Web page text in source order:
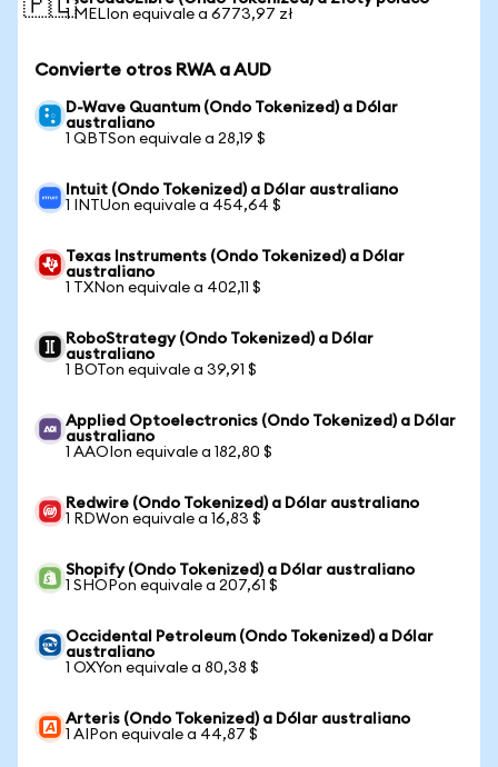
🇵🇱1 MELIon equivale a 6773,97 zł
Convierte otros RWA a AUD
D-Wave Quantum (Ondo Tokenized) a Dólar
australiano
1 QBTSon equivale a 28,19 $
Intuit (Ondo Tokenized) a Dólar australiano
1 INTUon equivale a 454,64 $
Texas Instruments (Ondo Tokenized) a Dólar
australiano
1 TXNon equivale a 402,11 $
RoboStrategy (Ondo Tokenized) a Dólar
australiano
1 BOTon equivale a 39,91 $
Applied Optoelectronics (Ondo Tokenized) a Dólar
australiano
1 AAOIon equivale a 182,80 $
Redwire (Ondo Tokenized) a Dólar australiano
1 RDWon equivale a 16,83 $
Shopify (Ondo Tokenized) a Dólar australiano
1 SHOPon equivale a 207,61 $
Occidental Petroleum (Ondo Tokenized) a Dólar
australiano
1 OXYon equivale a 80,38 $
Arteris (Ondo Tokenized) a Dólar australiano
1 AIPon equivale a 44,87 $